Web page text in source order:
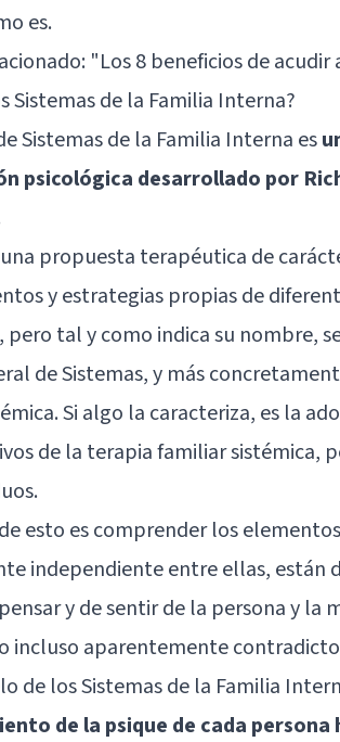
es.
"Los 8 beneficios de
Sistemas de la Familia Interna?
Sistemas de la Familia Interna es
psicológica desarrollado por
propuesta terapéutica de
y estrategias propias de
pero tal y como indica su nombre,
de Sistemas, y más
Si algo la caracteriza, es la
de la terapia familiar sistémica,
esto es comprender los
independiente entre ellas, están
y de sentir de la persona y la
incluso aparentemente
de los Sistemas de la Familia
de la psique de cada